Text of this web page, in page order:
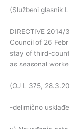
(Službeni glasnik
DIRECTIVE
Council of 26
stay of third-
as seasonal
(OJ L 375,
-delimično